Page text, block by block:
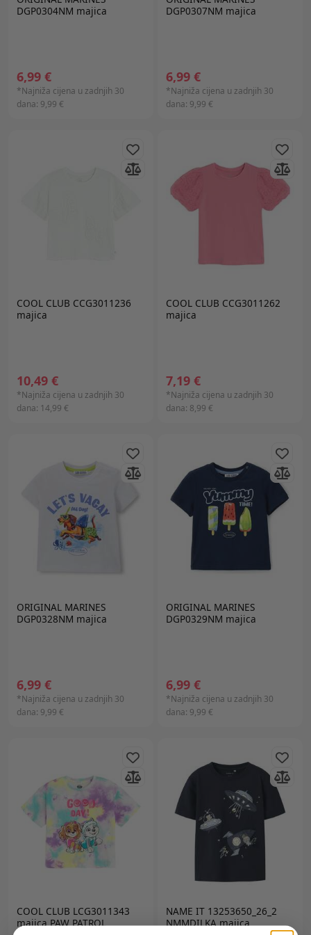
DGP0304NM majica
6,99 €
*Najniža cijena u zadnjih 30
dana: 9,99 €
DGP0307NM majica
6,99 €
*Najniža cijena u zadnjih 30
dana: 9,99 €
COOL CLUB CCG3011236
majica
10,49 €
*Najniža cijena u zadnjih 30
dana: 14,99 €
COOL CLUB CCG3011262
majica
7,19 €
*Najniža cijena u zadnjih 30
dana: 8,99 €
ORIGINAL MARINES
DGP0328NM majica
6,99 €
*Najniža cijena u zadnjih 30
dana: 9,99 €
ORIGINAL MARINES
DGP0329NM majica
6,99 €
*Najniža cijena u zadnjih 30
dana: 9,99 €
COOL CLUB LCG3011343
majica PAW PATROL
NAME IT 13253650_26_2
NMMDILKA majica